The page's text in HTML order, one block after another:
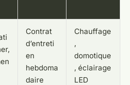
Contrat
d’entreti
en
hebdoma
daire
Chauffage
,
domotique
, éclairage
LED